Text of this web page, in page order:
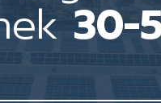
30-